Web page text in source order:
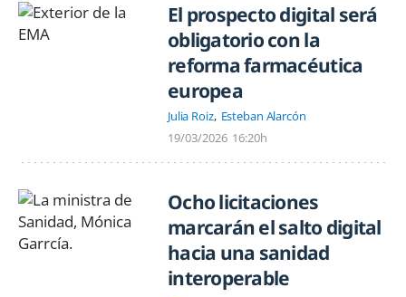
El prospecto digital será
obligatorio con la
reforma farmacéutica
europea
Julia Roiz Esteban Alarcón
19/03/2026 16:20h
Ocho licitaciones
marcarán el salto digital
hacia una sanidad
interoperable